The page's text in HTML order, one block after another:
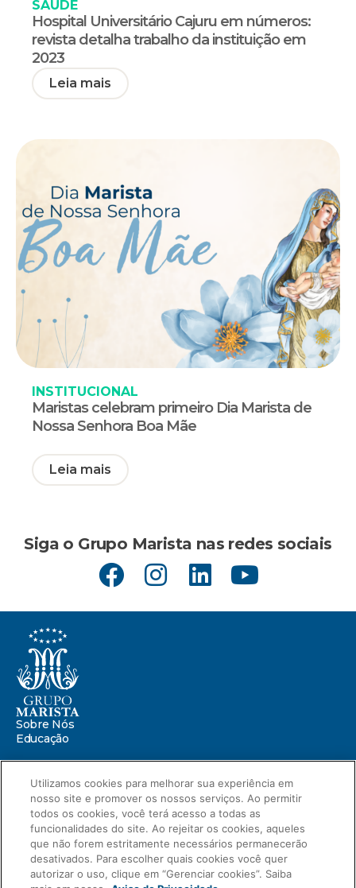
SAÚDE
Hospital Universitário Cajuru em números:
revista detalha trabalho da instituição em
2023
Leia mais
INSTITUCIONAL
Maristas celebram primeiro Dia Marista de
Nossa Senhora Boa Mãe
Leia mais
Siga o Grupo Marista nas redes sociais
Sobre Nós
Educação
Centro Marista de Defesa da Infância
Missão Marista
Compromissos
Portal ESG
Relatório de Sustentabilidade 2025
Relatório de Transparência Salarial
Utilizamos cookies para melhorar sua experiência em
nosso site e promover os nossos serviços. Ao permitir
todos os cookies, você terá acesso a todas as
funcionalidades do site. Ao rejeitar os cookies, aqueles
que não forem estritamente necessários permanecerão
desativados. Para escolher quais cookies você quer
autorizar o uso, clique em “Gerenciar cookies”. Saiba